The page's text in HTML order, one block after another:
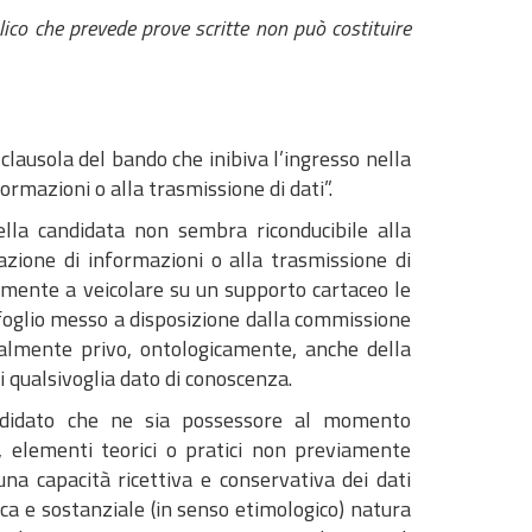
che prevede prove scritte non può costituire
del bando che inibiva l’ingresso nella
o alla trasmissione di dati”.
candidata non sembra riconducibile alla
di informazioni o alla trasmissione di
a veicolare su un supporto cartaceo le
messo a disposizione dalla commissione
privo, ontologicamente, anche della
dato di conoscenza.
che ne sia possessore al momento
elementi teorici o pratici non previamente
capacità ricettiva e conservativa dei dati
e sostanziale (in senso etimologico) natura